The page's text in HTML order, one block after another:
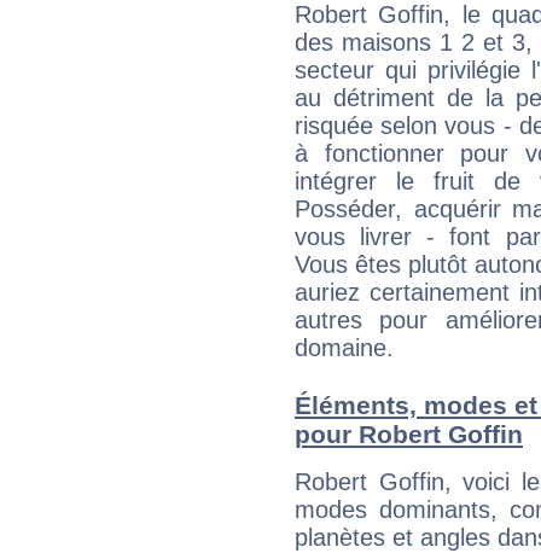
Robert Goffin, le
des maisons 1 2 et
secteur qui privilégie
au détriment de la
risquée selon vous -
à fonctionner pour
intégrer le fruit de
Posséder, acquérir
vous livrer - font
Vous êtes plutôt
auriez certainement
autres pour
domaine.
Éléments, modes
pour Robert Goffin
Robert Goffin, voici
modes dominants,
planètes et angles